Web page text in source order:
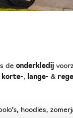
de onderkledij
korte-, lange- &
hoodies,